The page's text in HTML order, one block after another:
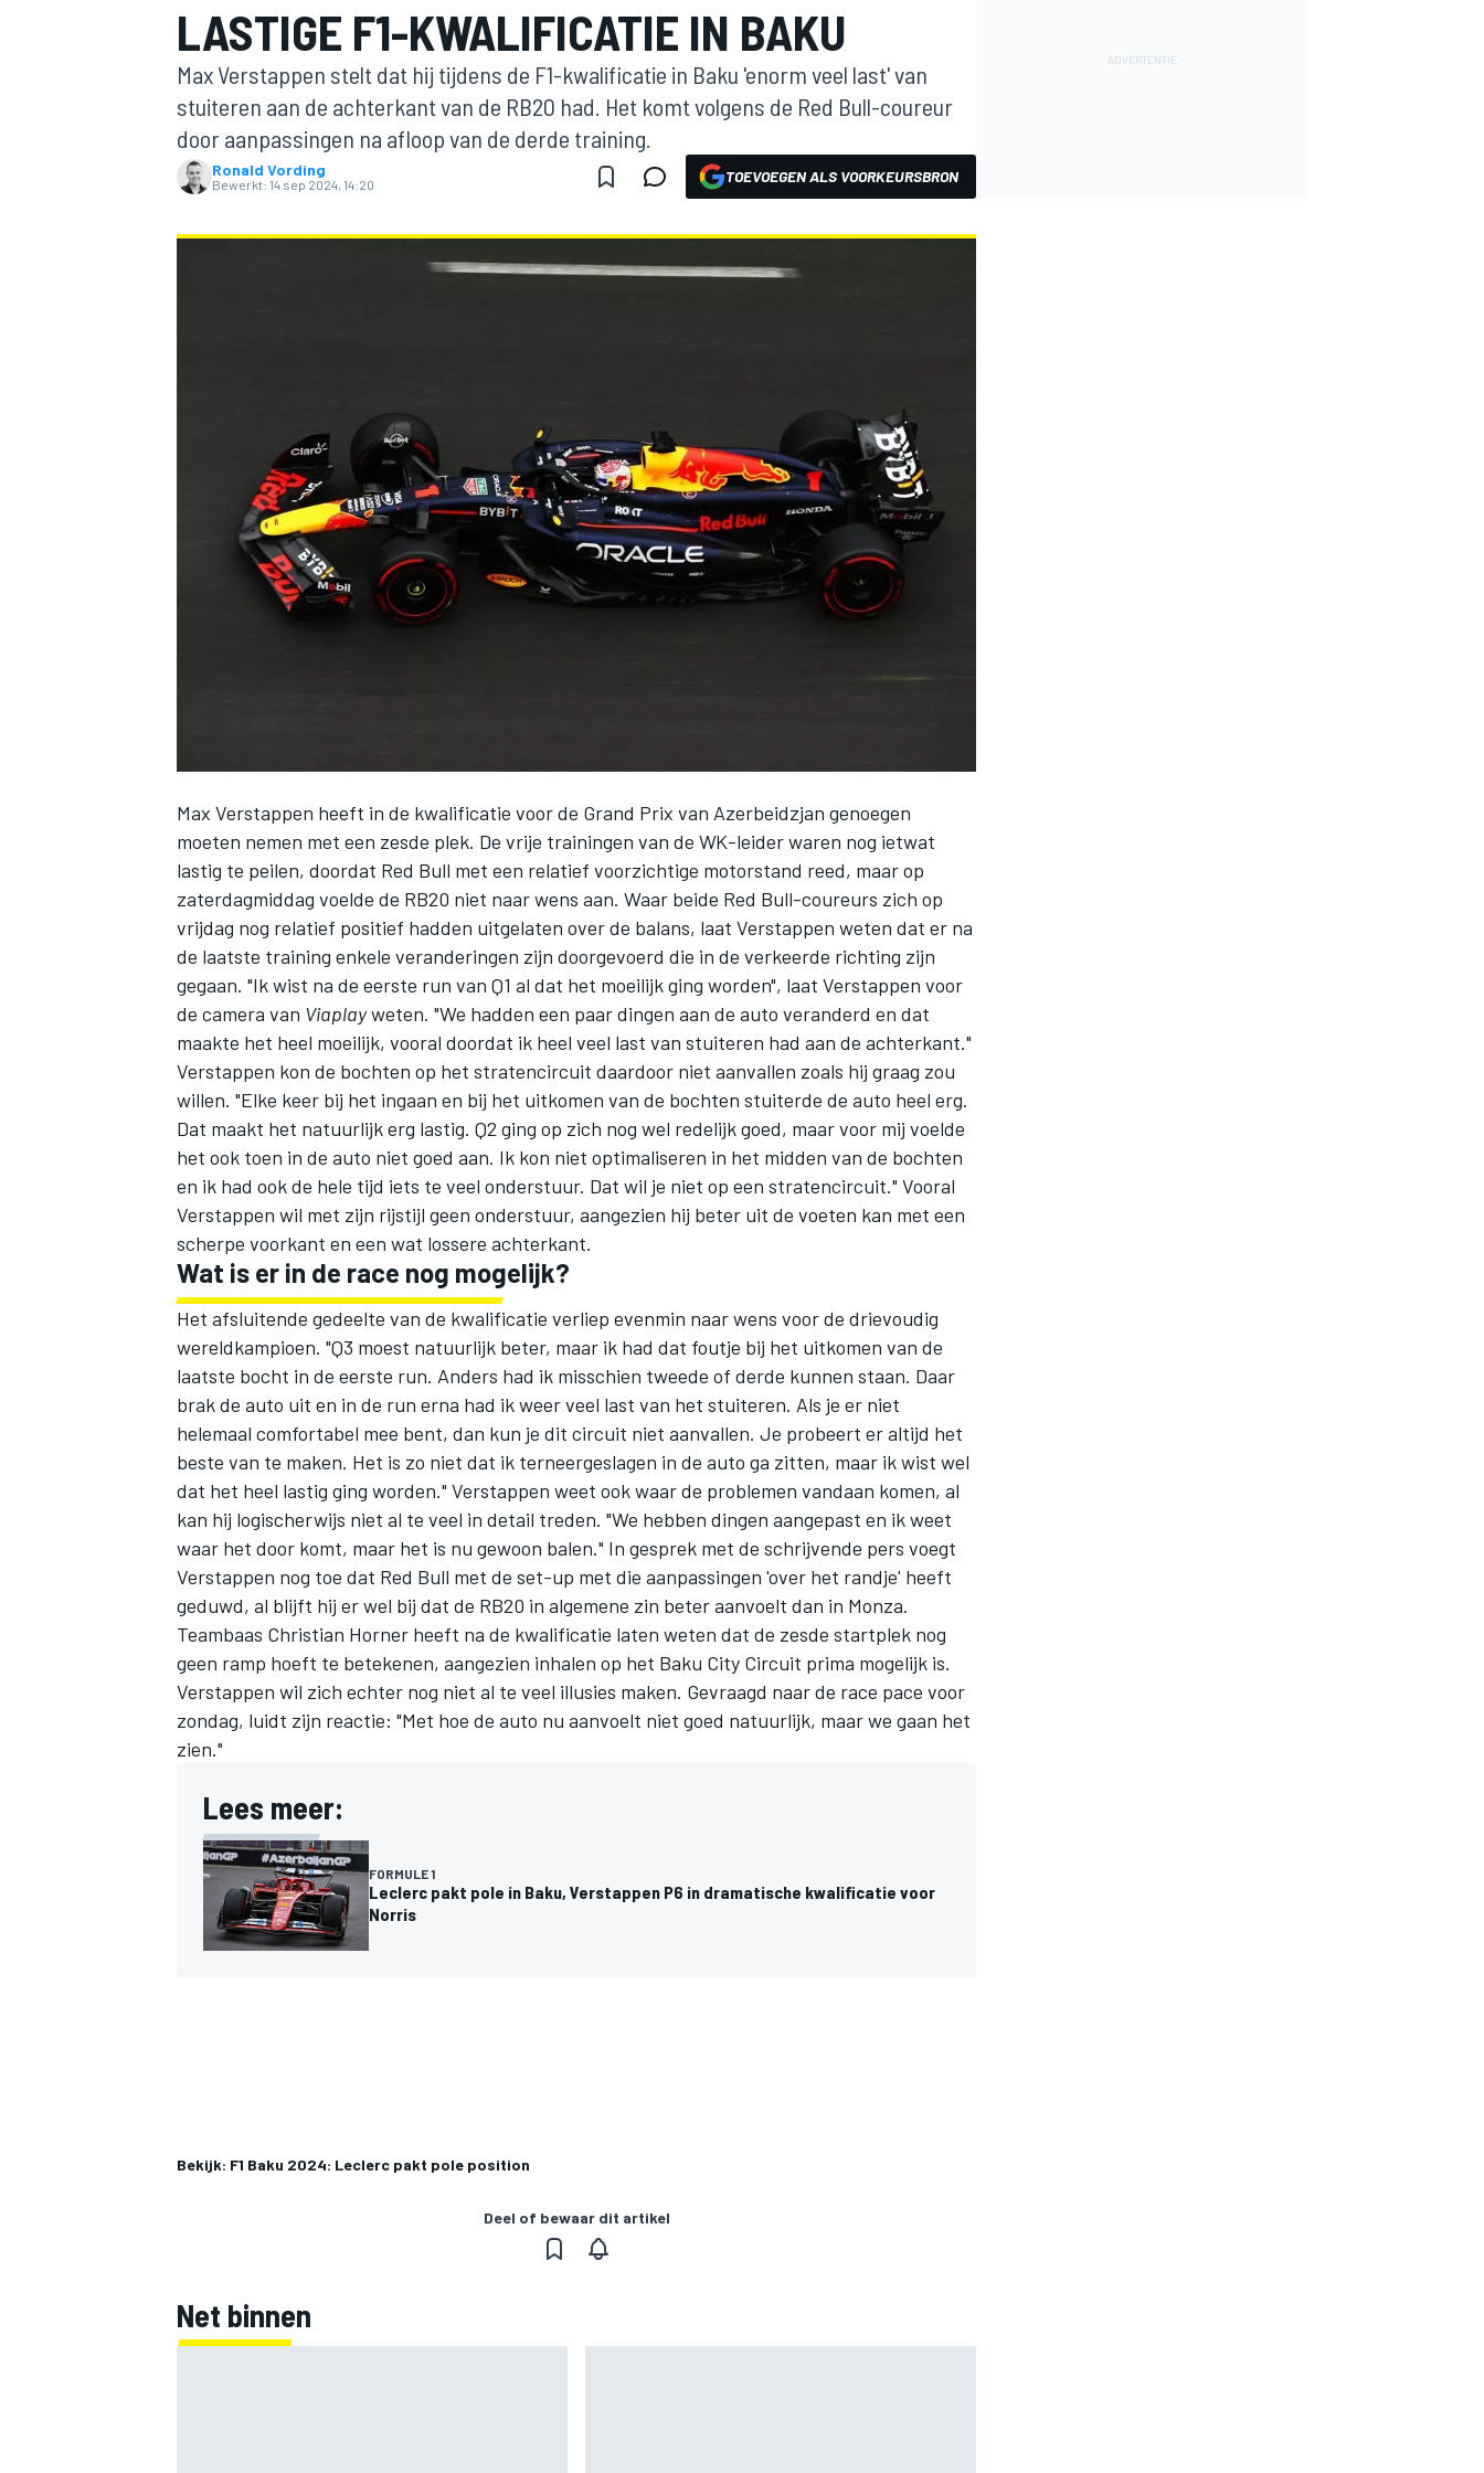
MOTOGP
WEC DTM
LASTIGE F1-KWALIFICATIE IN BAKU
Max Verstappen stelt dat hij tijdens de F1-kwalificatie in Baku 'enorm veel last' van
stuiteren aan de achterkant van de RB20 had. Het komt volgens de Red Bull-coureur
door aanpassingen na afloop van de derde training.
Ronald Vording
Bewerkt: 14 sep 2024, 14:20 TOEVOEGEN ALS VOORKEURSBRON
Max Verstappen heeft in de kwalificatie voor de Grand Prix van Azerbeidzjan genoegen
moeten nemen met een zesde plek. De vrije trainingen van de WK-leider waren nog ietwat
lastig te peilen, doordat Red Bull met een relatief voorzichtige motorstand reed, maar op
zaterdagmiddag voelde de RB20 niet naar wens aan. Waar beide Red Bull-coureurs zich op
vrijdag nog relatief positief hadden uitgelaten over de balans, laat Verstappen weten dat er na
de laatste training enkele veranderingen zijn doorgevoerd die in de verkeerde richting zijn
gegaan. "Ik wist na de eerste run van Q1 al dat het moeilijk ging worden", laat Verstappen voor
de camera van Viaplayweten. "We hadden een paar dingen aan de auto veranderd en dat
maakte het heel moeilijk, vooral doordat ik heel veel last van stuiteren had aan de achterkant."
Verstappen kon de bochten op het stratencircuit daardoor niet aanvallen zoals hij graag zou
willen. "Elke keer bij het ingaan en bij het uitkomen van de bochten stuiterde de auto heel erg.
Dat maakt het natuurlijk erg lastig. Q2 ging op zich nog wel redelijk goed, maar voor mij voelde
het ook toen in de auto niet goed aan. Ik kon niet optimaliseren in het midden van de bochten
en ik had ook de hele tijd iets te veel onderstuur. Dat wil je niet op een stratencircuit." Vooral
Verstappen wil met zijn rijstijl geen onderstuur, aangezien hij beter uit de voeten kan met een
scherpe voorkant en een wat lossere achterkant.
Wat is er in de race nog mogelijk?
Het afsluitende gedeelte van de kwalificatie verliep evenmin naar wens voor de drievoudig
wereldkampioen. "Q3 moest natuurlijk beter, maar ik had dat foutje bij het uitkomen van de
laatste bocht in de eerste run. Anders had ik misschien tweede of derde kunnen staan. Daar
brak de auto uit en in de run erna had ik weer veel last van het stuiteren. Als je er niet
helemaal comfortabel mee bent, dan kun je dit circuit niet aanvallen. Je probeert er altijd het
beste van te maken. Het is zo niet dat ik terneergeslagen in de auto ga zitten, maar ik wist wel
dat het heel lastig ging worden." Verstappen weet ook waar de problemen vandaan komen, al
kan hij logischerwijs niet al te veel in detail treden. "We hebben dingen aangepast en ik weet
waar het door komt, maar het is nu gewoon balen." In gesprek met de schrijvende pers voegt
Verstappen nog toe dat Red Bull met de set-up met die aanpassingen 'over het randje' heeft
geduwd, al blijft hij er wel bij dat de RB20 in algemene zin beter aanvoelt dan in Monza.
Teambaas Christian Horner heeft na de kwalificatie laten weten dat de zesde startplek nog
geen ramp hoeft te betekenen, aangezien inhalen op het Baku City Circuit prima mogelijk is.
Verstappen wil zich echter nog niet al te veel illusies maken. Gevraagd naar de race pace voor
zondag, luidt zijn reactie: "Met hoe de auto nu aanvoelt niet goed natuurlijk, maar we gaan het
zien."
Lees meer:
FORMULE 1
Leclerc pakt pole in Baku, Verstappen P6 in dramatische kwalificatie voor
Norris
Bekijk: F1 Baku 2024: Leclerc pakt pole position
Deel of bewaar dit artikel
Net binnen